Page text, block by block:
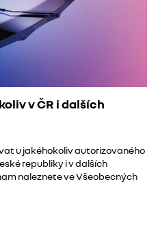
v ČR i dalších
u jakéhokoliv autorizovaného
republiky i v dalších
naleznete ve Všeobecných